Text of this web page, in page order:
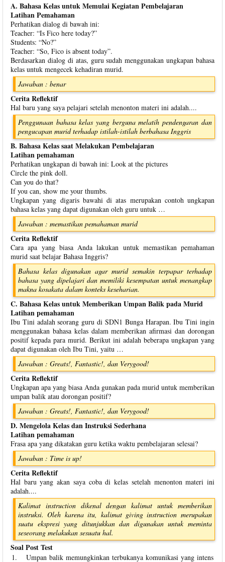
A. Bahasa Kelas untuk Memulai Kegiatan Pembelajaran
Latihan Pemahaman
Perhatikan dialog di bawah ini:
Teacher: “Is Fico here today?”
Students: “No?”
Teacher: “So, Fico is absent today”.
Berdasarkan dialog di atas, guru sudah menggunakan ungkapan bahasa
kelas untuk mengecek kehadiran murid.
Jawaban : benar
Cerita Reflektif
Hal baru yang saya pelajari setelah menonton materi ini adalah....
Penggunaan bahasa kelas yang berguna melatih pendengaran dan
pengucapan murid terhadap istilah-istilah berbahasa Inggris
B. Bahasa Kelas saat Melakukan Pembelajaran
Latihan pemahaman
Perhatikan ungkapan di bawah ini: Look at the pictures
Circle the pink doll.
Can you do that?
If you can, show me your thumbs.
Ungkapan yang digaris bawahi di atas merupakan contoh ungkapan
bahasa kelas yang dapat digunakan oleh guru untuk …
Jawaban : memastikan pemahaman murid
Cerita Reflektif
Cara apa yang biasa Anda lakukan untuk memastikan pemahaman
murid saat belajar Bahasa Inggris?
Bahasa kelas digunakan agar murid semakin terpapar terhadap
bahasa yang dipelajari dan memiliki kesempatan untuk menangkap
makna kosakata dalam konteks keseharian.
C. Bahasa Kelas untuk Memberikan Umpan Balik pada Murid
Latihan pemahaman
Ibu Tini adalah seorang guru di SDN1 Bunga Harapan. Ibu Tini ingin
menggunakan bahasa kelas dalam memberikan afirmasi dan dorongan
positif kepada para murid. Berikut ini adalah beberapa ungkapan yang
dapat digunakan oleh Ibu Tini, yaitu …
Jawaban : Greats!, Fantastic!, dan Verygood!
Cerita Reflektif
Ungkapan apa yang biasa Anda gunakan pada murid untuk memberikan
umpan balik atau dorongan positif?
Jawaban : Greats!, Fantastic!, dan Verygood!
D. Mengelola Kelas dan Instruksi Sederhana
Latihan pemahaman
Frasa apa yang dikatakan guru ketika waktu pembelajaran selesai?
Jawaban : Time is up!
Cerita Reflektif
Hal baru yang akan saya coba di kelas setelah menonton materi ini
adalah....
Kalimat instruction dikenal dengan kalimat untuk memberikan
instruksi. Oleh karena itu, kalimat giving instruction merupakan
suatu ekspresi yang ditunjukkan dan digunakan untuk meminta
seseorang melakukan sesuatu hal.
Soal Post Test
1.
Umpan balik memungkinkan terbukanya komunikasi yang intens